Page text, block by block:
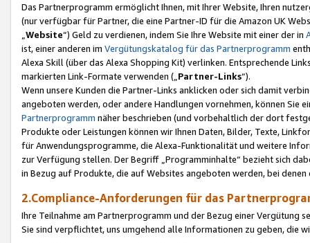
Das Partnerprogramm ermöglicht Ihnen, mit Ihrer Website, Ihren
(nur verfügbar für Partner, die eine Partner-ID für die Amazon UK
Website“) Geld zu verdienen, indem Sie Ihre Website mit einer der in
ist, einer anderen im Vergütungskatalog für das Partnerprogramm
Alexa Skill (über das Alexa Shopping Kit) verlinken. Entsprechende
markierten Link-Formate verwenden („ Partner-Links“).
Wenn unsere Kunden die Partner-Links anklicken oder sich damit
angeboten werden, oder andere Handlungen vornehmen, können Sie
Partnerprogramm näher beschrieben (und vorbehaltlich der dort
Produkte oder Leistungen können wir Ihnen Daten, Bilder, Texte,
für Anwendungsprogramme, die Alexa-Funktionalität und weitere
zur Verfügung stellen. Der Begriff „Programminhalte“ bezieht sich
in Bezug auf Produkte, die auf Websites angeboten werden, bei
2.Compliance-Anforderungen für das
Ihre Teilnahme am Partnerprogramm und der Bezug einer Vergütung
Sie sind verpflichtet, uns umgehend alle Informationen zu geben, die